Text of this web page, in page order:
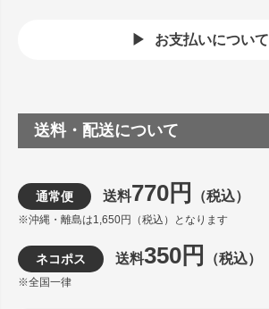
お支払いについて
送料・配送について
通常便 送料770円 （税込）
※沖縄・離島は1,650円（税込）となります
ネコポス 送料350円 （税込）
※全国一律